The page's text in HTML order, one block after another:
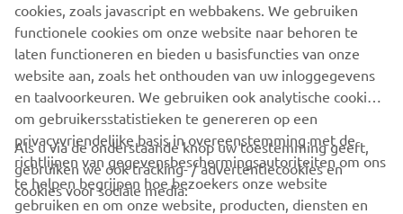
Rijd altijd op een veilige manier en volg alle plaatselijke
verkeersregels op.
CORPORATE
cookies, zoals javascript en webbakens. We gebruiken
functionele cookies om onze website naar behoren te
laten functioneren en bieden u basisfuncties van onze
website aan, zoals het onthouden van uw inloggegevens
en taalvoorkeuren. We gebruiken ook analytische cookies
om gebruikersstatistieken te genereren op een
privacyvriendelijke basis in overeenstemming met de
richtlijnen van gegevensbeschermingsautoriteiten om ons
te helpen begrijpen hoe bezoekers onze website
gebruiken en om onze website, producten, diensten en
Als u via de onderstaande knop uw toestemming geeft,
gebruiken we ook tracking- / advertentiecookies en
cookies voor sociale media: